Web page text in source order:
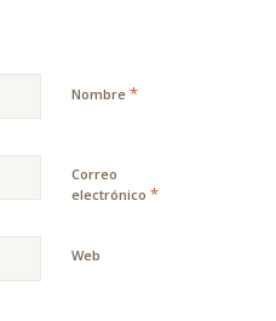
Nombre *
Correo
electrónico *
Web